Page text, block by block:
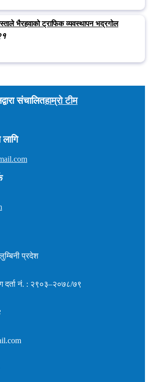
भैरहवाको ट्राफिक व्यवस्थापन भद्रगोल
संचालितहाम्रो टीम
प्रदेश
दर्ता नं. : २९०३–२०७८/७९